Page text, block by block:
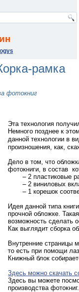
рамка
фотокниг
Эта технология
Немного позднее к
данной технологии в
произношения, как,
Дело в том, что
фотокниги, в состав
– 2пластиковые
– 2 виниловых
– 1 корешок
Идея данной типа
прочной обложке.
возможность сделать
Как выглядит сборка
Внутренние страницы
то есть при помощи
Книжный блок
Здесь можно скачать
Здесь вы можете
производства фотокниг.